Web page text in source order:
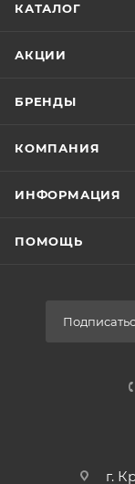
КАТАЛОГ
АКЦИИ
БРЕНДЫ
КОМПАНИЯ
ИНФОРМАЦИЯ
ПОМОЩЬ
г.